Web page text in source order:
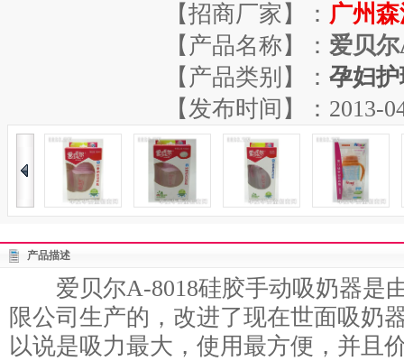
【招商厂家】： 广州
【产品名称】： 爱贝
【产品类别】： 孕妇
【发布时间】：2013-
产品描述
爱贝尔A-8018硅胶手动吸奶器是
限公司生产的，改进了现在世面吸奶
以说是吸力最大，使用最方便，并且